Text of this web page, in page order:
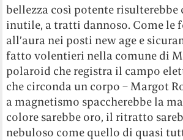
bellezza così potente
inutile, a tratti dannoso. Come le
all’aura nei posti new age e
fatto volentieri nella comune di
polaroid che registra il campo
che circonda un corpo – Margot
a magnetismo spaccherebbe la
colore sarebbe oro, il ritratto
nebuloso come quello di quasi